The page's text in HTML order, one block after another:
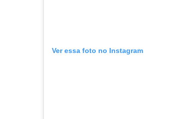
Ver essa foto no Instagram